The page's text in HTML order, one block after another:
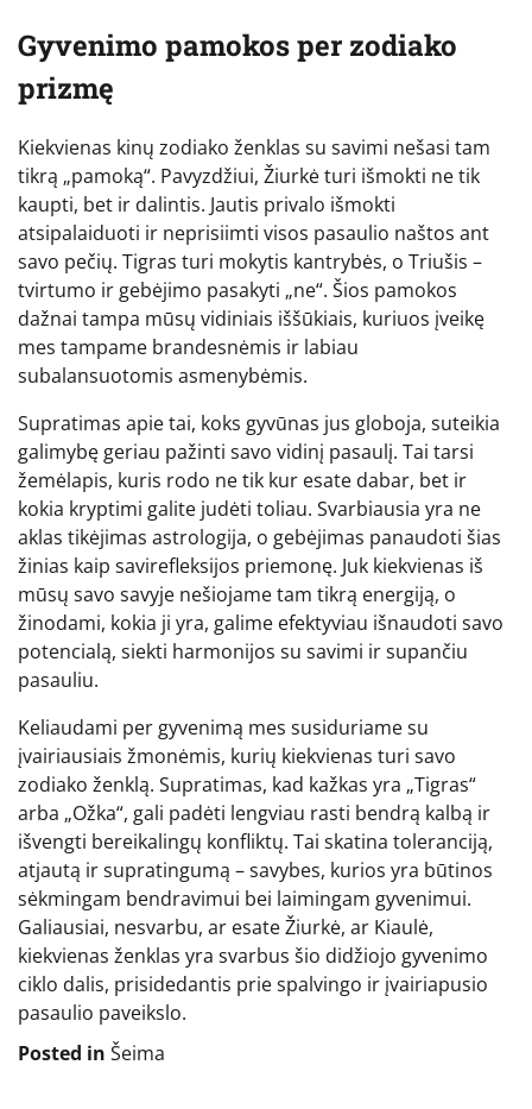
Gyvenimo pamokos per zodiako
prizmę
Kiekvienas kinų zodiako ženklas su savimi nešasi tam
tikrą „pamoką“. Pavyzdžiui, Žiurkė turi išmokti ne tik
kaupti, bet ir dalintis. Jautis privalo išmokti
atsipalaiduoti ir neprisiimti visos pasaulio naštos ant
savo pečių. Tigras turi mokytis kantrybės, o Triušis –
tvirtumo ir gebėjimo pasakyti „ne“. Šios pamokos
dažnai tampa mūsų vidiniais iššūkiais, kuriuos įveikę
mes tampame brandesnėmis ir labiau
subalansuotomis asmenybėmis.
Supratimas apie tai, koks gyvūnas jus globoja, suteikia
galimybę geriau pažinti savo vidinį pasaulį. Tai tarsi
žemėlapis, kuris rodo ne tik kur esate dabar, bet ir
kokia kryptimi galite judėti toliau. Svarbiausia yra ne
aklas tikėjimas astrologija, o gebėjimas panaudoti šias
žinias kaip savirefleksijos priemonę. Juk kiekvienas iš
mūsų savo savyje nešiojame tam tikrą energiją, o
žinodami, kokia ji yra, galime efektyviau išnaudoti savo
potencialą, siekti harmonijos su savimi ir supančiu
pasauliu.
Keliaudami per gyvenimą mes susiduriame su
įvairiausiais žmonėmis, kurių kiekvienas turi savo
zodiako ženklą. Supratimas, kad kažkas yra „Tigras“
arba „Ožka“, gali padėti lengviau rasti bendrą kalbą ir
išvengti bereikalingų konfliktų. Tai skatina toleranciją,
atjautą ir supratingumą – savybes, kurios yra būtinos
sėkmingam bendravimui bei laimingam gyvenimui.
Galiausiai, nesvarbu, ar esate Žiurkė, ar Kiaulė,
kiekvienas ženklas yra svarbus šio didžiojo gyvenimo
ciklo dalis, prisidedantis prie spalvingo ir įvairiapusio
pasaulio paveikslo.
Posted in Šeima